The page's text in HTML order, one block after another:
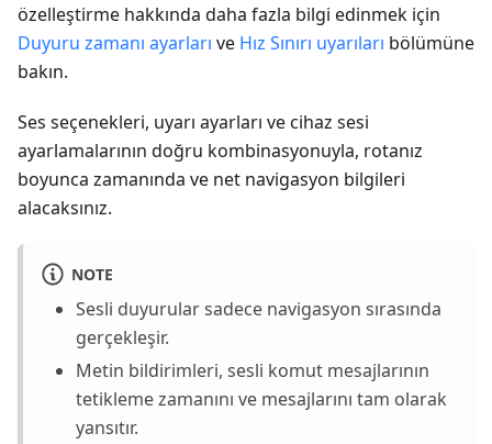
özelleştirme hakkında daha fazla bilgi edinmek için
Duyuru zamanı ayarları ve Hız Sınırı uyarıları bölümüne
bakın.
Ses seçenekleri, uyarı ayarları ve cihaz sesi
ayarlamalarının doğru kombinasyonuyla, rotanız
boyunca zamanında ve net navigasyon bilgileri
alacaksınız.
NOTE
Sesli duyurular sadece navigasyon sırasında
gerçekleşir.
Metin bildirimleri, sesli komut mesajlarının
tetikleme zamanını ve mesajlarını tam olarak
yansıtır.